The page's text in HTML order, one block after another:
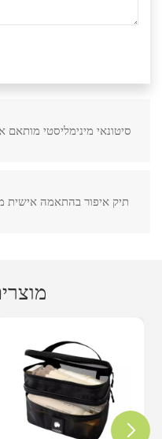
סיטונאי מינימליסטי מותאם
תיק איפור בהתאמה אישית